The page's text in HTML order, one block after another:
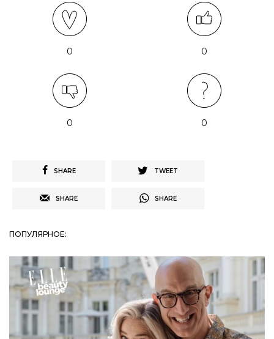
0 0
0 0
SHARE TWEET
SHARE SHARE
ПОПУЛЯРНОЕ: